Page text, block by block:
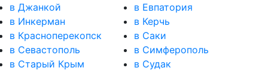
в Джанкой
в Евпатория
в Инкерман
в Керчь
в Красноперекопск
в Саки
в Севастополь
в Симферополь
в Старый Крым
в Судак